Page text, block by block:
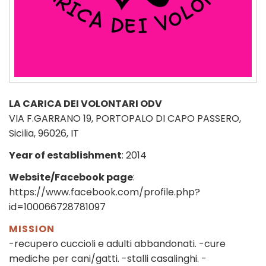
LA CARICA DEI VOLONTARI ODV
VIA F.GARRANO 19, PORTOPALO DI CAPO PASSERO,
Sicilia, 96026, IT
Year of establishment: 2014
Website/Facebook page:
https://www.facebook.com/profile.php?
id=100066728781097
MISSION
-recupero cuccioli e adulti abbandonati. -cure
mediche per cani/gatti. -stalli casalinghi. -